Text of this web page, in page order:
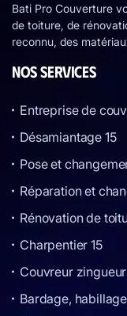
Bati Pro Couverture
de toiture, de
reconnu, des
NOS SERVICES
Entreprise de
Désamiantage 15
Pose et
Réparation et
Rénovation de
Charpentier 15
Couvreur zingueur
Bardage,